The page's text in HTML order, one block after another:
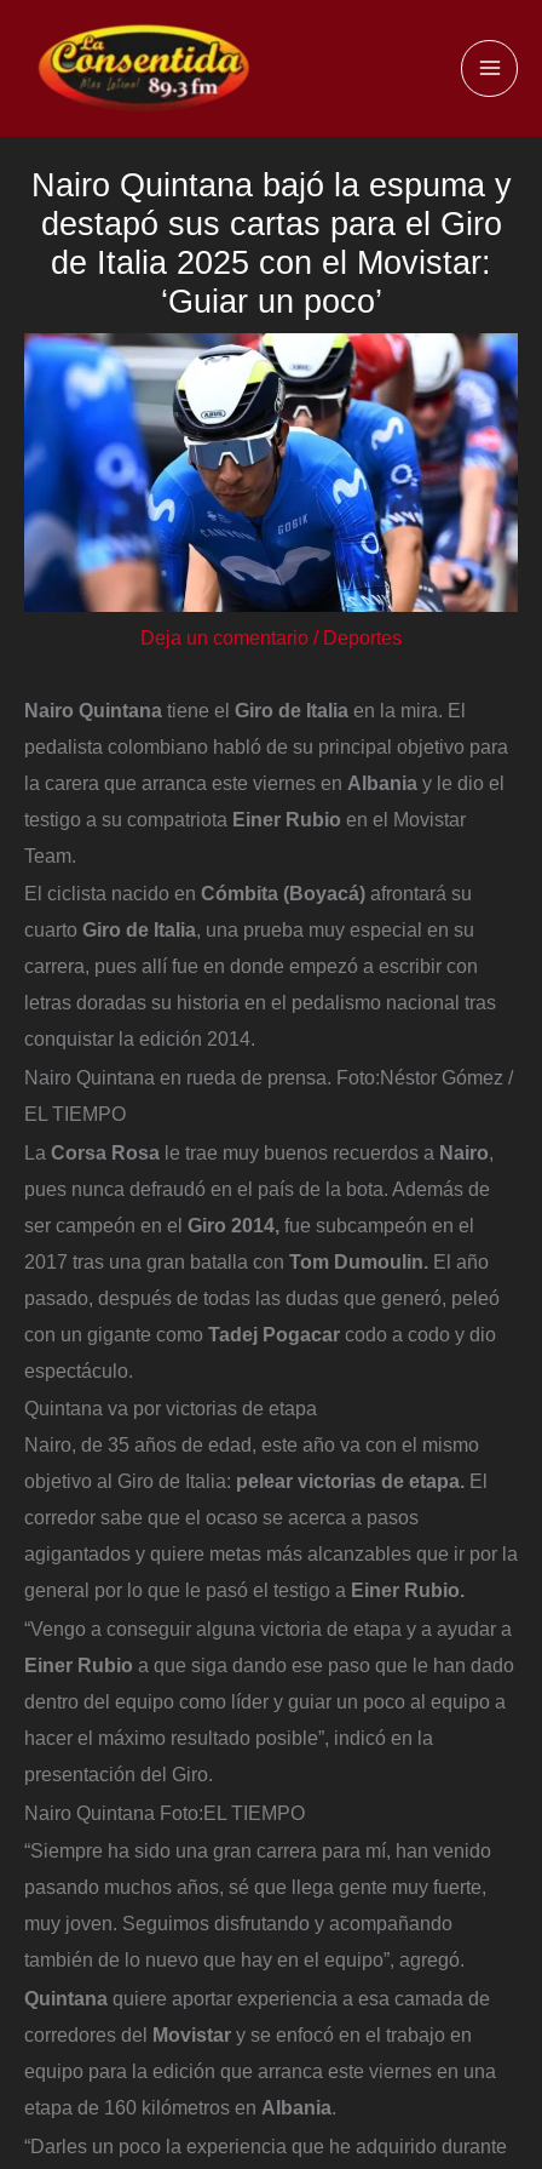
contenido
Nairo Quintana bajó la espuma y
destapó sus cartas para el Giro
de Italia 2025 con el Movistar:
‘Guiar un poco’
Deja un comentario / Deportes
Nairo Quintana tiene el Giro de Italia en la mira. El
pedalista colombiano habló de su principal objetivo para
la carera que arranca este viernes en Albania y le dio el
testigo a su compatriota Einer Rubio en el Movistar
Team.
El ciclista nacido en Cómbita (Boyacá) afrontará su
cuarto Giro de Italia, una prueba muy especial en su
carrera, pues allí fue en donde empezó a escribir con
letras doradas su historia en el pedalismo nacional tras
conquistar la edición 2014.
Nairo Quintana en rueda de prensa. Foto:Néstor Gómez /
EL TIEMPO
La Corsa Rosa le trae muy buenos recuerdos a Nairo,
pues nunca defraudó en el país de la bota. Además de
ser campeón en el Giro 2014, fue subcampeón en el
2017 tras una gran batalla con Tom Dumoulin. El año
pasado, después de todas las dudas que generó, peleó
con un gigante como Tadej Pogacar codo a codo y dio
espectáculo.
Quintana va por victorias de etapa
Nairo, de 35 años de edad, este año va con el mismo
objetivo al Giro de Italia: pelear victorias de etapa. El
corredor sabe que el ocaso se acerca a pasos
agigantados y quiere metas más alcanzables que ir por la
general por lo que le pasó el testigo a Einer Rubio.
“Vengo a conseguir alguna victoria de etapa y a ayudar a
Einer Rubio a que siga dando ese paso que le han dado
dentro del equipo como líder y guiar un poco al equipo a
hacer el máximo resultado posible”, indicó en la
presentación del Giro.
Nairo Quintana Foto:EL TIEMPO
“Siempre ha sido una gran carrera para mí, han venido
pasando muchos años, sé que llega gente muy fuerte,
muy joven. Seguimos disfrutando y acompañando
también de lo nuevo que hay en el equipo”, agregó.
Quintana quiere aportar experiencia a esa camada de
corredores del Movistar y se enfocó en el trabajo en
equipo para la edición que arranca este viernes en una
etapa de 160 kilómetros en Albania.
“Darles un poco la experiencia que he adquirido durante